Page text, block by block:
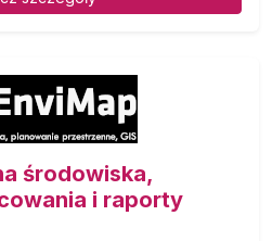
środowiska,
i raporty